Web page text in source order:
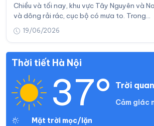
Chiều và tối nay, khu vực Tây Nguyên và
và dông rải rác, cục bộ có mưa to. Trong…
19/06/2026
Thời tiết Hà Nội
37° Trời
Cảm giác
Mặt trời mọc/lặn